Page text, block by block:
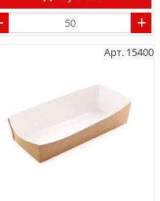
Арт. 15400